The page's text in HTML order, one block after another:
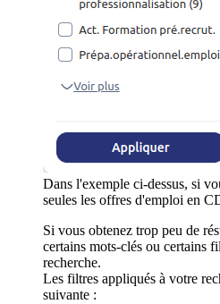
Dans l'exemple ci-dessus, si
seules les offres d'emploi en
Si vous obtenez trop peu de
certains mots-clés ou certains
recherche.
Les filtres appliqués à votre
suivante :